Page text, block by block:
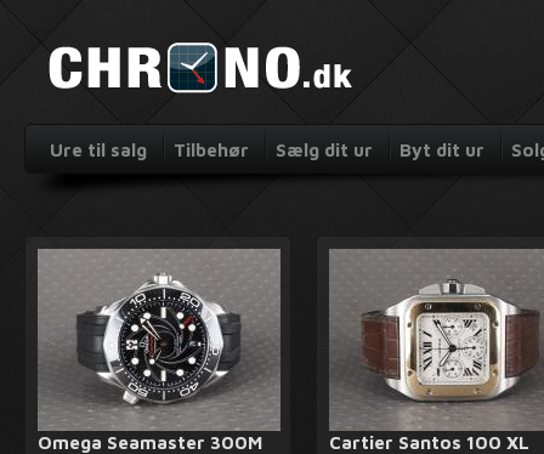
Ure til salg Tilbehør Sælg dit ur Byt dit ur
Omega Seamaster 300M
Cartier Santos 100 XL